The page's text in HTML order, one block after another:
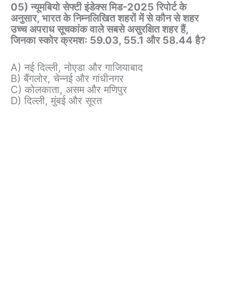
05) न्यूमबियो सेफ्टी इंडेक्स मिड-2025 रिपोर्ट के
अनुसार, भारत के निम्नलिखित शहरों में से कौन से शहर
उच्च अपराध सूचकांक वाले सबसे असुरक्षित शहर हैं,
जिनका स्कोर क्रमशः 59.03, 55.1 और 58.44 है?
A) नई दिल्ली, नोएडा और गाजियाबाद
B) बैंगलोर, चेन्नई और गांधीनगर
C) कोलकाता, असम और मणिपुर
D) दिल्ली, मुंबई और सूरत